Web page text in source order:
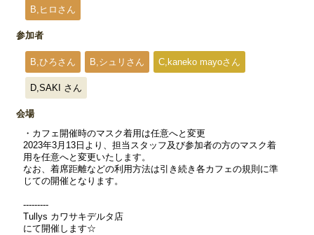
B,ヒロさん
参加者
B,ひろさん B,シュリさん C,kaneko mayoさん
D,SAKI さん
会場
・カフェ開催時のマスク着用は任意へと変更
2023年3月13日より、担当スタッフ及び参加者の方のマスク着
用を任意へと変更いたします。
なお、着席距離などの利用方法は引き続き各カフェの規則に準
じての開催となります。
---------
Tullys カワサキデルタ店
にて開催します☆